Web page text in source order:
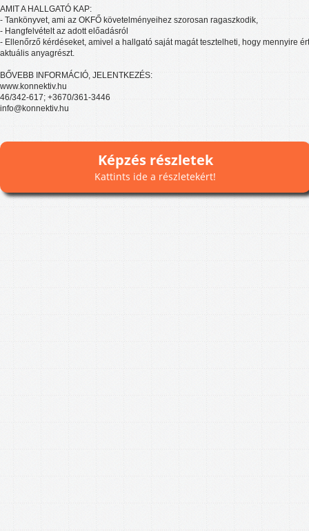
AMIT A HALLGATÓ KAP:
- Tankönyvet, ami az OKFŐ követelményeihez szorosan ragaszkodik,
- Hangfelvételt az adott előadásról
- Ellenőrző kérdéseket, amivel a hallgató saját magát tesztelheti, hogy mennyire
aktuális anyagrészt.
BŐVEBB INFORMÁCIÓ, JELENTKEZÉS:
www.konnektiv.hu
46/342-617; +3670/361-3446
info@konnektiv.hu
Képzés részletek
Kattints ide a részletekért!